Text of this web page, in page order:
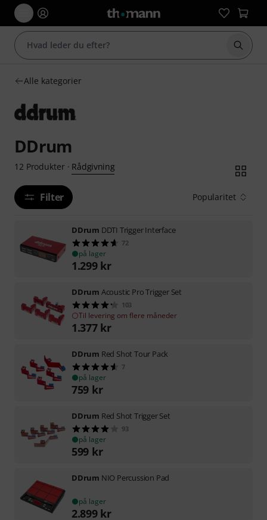
Start
Alle kategorier
DDrum
12 Produkter· Rådgivning
Filter Popularitet
DDrum DDTI Trigger Interface
72
på lager
1.299 kr
DDrum Acoustic Pro Trigger Set
103
Til levering om flere måneder
1.377 kr
DDrum Red Shot Tour Pack
7
på lager
759 kr
DDrum Red Shot Trigger Set
93
på lager
599 kr
DDrum NIO Percussion Pad
på lager
2.899 kr